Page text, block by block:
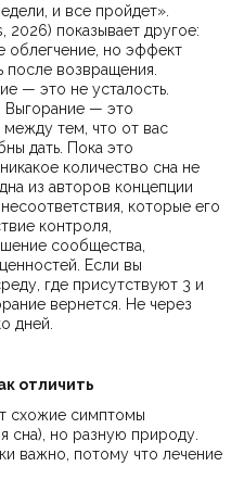
и все пройдет».
2026) показывает другое:
облегчение, но эффект
после возвращения.
— это не усталость.
Выгорание — это
между тем, что от вас
дать. Пока это
количество сна не
из авторов концепции
которые его
контроля,
сообщества,
Если вы
где присутствуют 3 и
вернется. Не через
дней.
отличить
схожие симптомы
сна), но разную природу.
важно, потому что лечение